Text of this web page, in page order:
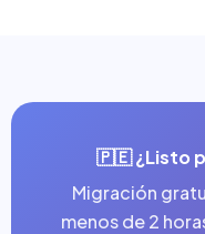
🇵🇪 ¿Listo
Migración
menos de 2